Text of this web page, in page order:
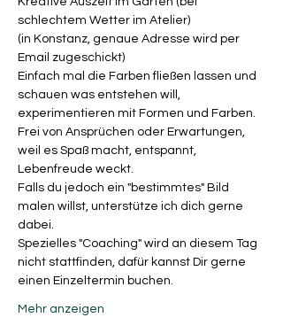
schlechtem Wetter im Atelier)
(in Konstanz, genaue Adresse wird per
Email zugeschickt)
Einfach mal die Farben fließen lassen und
schauen was entstehen will,
experimentieren mit Formen und Farben.
Frei von Ansprüchen oder Erwartungen,
weil es Spaß macht, entspannt,
Lebenfreude weckt.
Falls du jedoch ein "bestimmtes" Bild
malen willst, unterstütze ich dich gerne
dabei.
Spezielles "Coaching" wird an diesem Tag
nicht stattfinden, dafür kannst Dir gerne
einen Einzeltermin buchen.
Mehr anzeigen